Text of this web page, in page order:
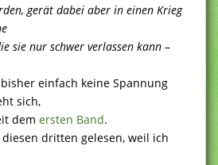
gerät dabei aber in einen Krieg
sie nur schwer verlassen kann –
einfach keine Spannung
sich,
dem ersten Band.
dritten gelesen, weil ich